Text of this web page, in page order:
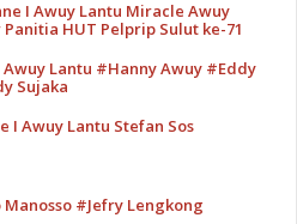
I Awuy Lantu Miracle Awuy
HUT Pelprip Sulut ke-71
Lantu #Hanny Awuy #Eddy
Sujaka
I Awuy Lantu Stefan Sos
#Jefry Lengkong